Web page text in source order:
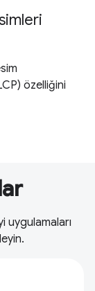
özelliğini
uygulamaları